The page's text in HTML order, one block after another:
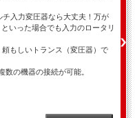
チ入力変圧器なら大丈夫！万が
いった場合でも入力のロータリ
もしいトランス（変圧器）で
の機器の接続が可能。